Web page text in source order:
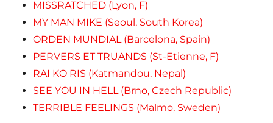
MISSRATCHED (Lyon, F)
MY MAN MIKE (Seoul, South Korea)
ORDEN MUNDIAL (Barcelona, Spain)
PERVERS ET TRUANDS (St-Etienne, F)
RAI KO RIS (Katmandou, Nepal)
SEE YOU IN HELL (Brno, Czech Republic)
TERRIBLE FEELINGS (Malmo, Sweden)